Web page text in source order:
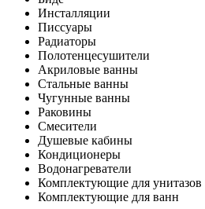
Инсталляции
Писсуары
Радиаторы
Полотенцесушители
Акриловые ванны
Стальные ванны
Чугунные ванны
Раковины
Смесители
Душевые кабины
Кондиционеры
Водонагреватели
Комплектующие для унитазов
Комплектующие для ванн